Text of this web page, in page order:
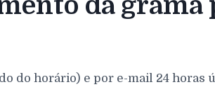
do horário) e por e-mail 24 horas